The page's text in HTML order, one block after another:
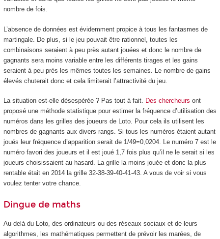
nombre de fois.
L’absence de données est évidemment propice à tous les fantasmes de
martingale. De plus, si le jeu pouvait être rationnel, toutes les
combinaisons seraient à peu près autant jouées et donc le nombre de
gagnants sera moins variable entre les différents tirages et les gains
seraient à peu près les mêmes toutes les semaines. Le nombre de gains
élevés chuterait donc et cela limiterait l’attractivité du jeu.
La situation est-elle désespérée ? Pas tout à fait. Des chercheurs ont
proposé une méthode statistique pour estimer la fréquence d’utilisation des
numéros dans les grilles des joueurs de Loto. Pour cela ils utilisent les
nombres de gagnants aux divers rangs. Si tous les numéros étaient autant
joués leur fréquence d’apparition serait de 1/49=0,0204. Le numéro 7 est le
numéro favori des joueurs et il est joué 1,7 fois plus qu’il ne le serait si les
joueurs choisissaient au hasard. La grille la moins jouée et donc la plus
rentable était en 2014 la grille 32-38-39-40-41-43. A vous de voir si vous
voulez tenter votre chance.
Dingue de maths
Au-delà du Loto, des ordinateurs ou des réseaux sociaux et de leurs
algorithmes, les mathématiques permettent de prévoir les marées, de